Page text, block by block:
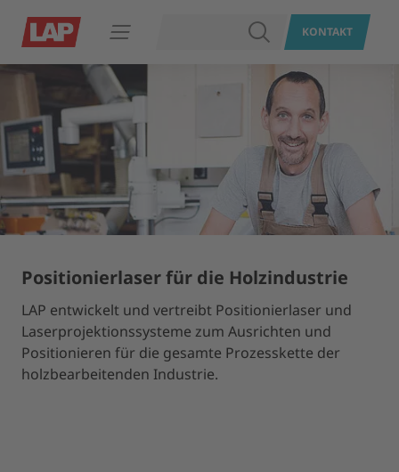
Navigation öffnen SUCHENKONTAKT
Positionierlaser für die Holzindustrie
LAP entwickelt und vertreibt Positionierlaser und
Laserprojektionssysteme zum Ausrichten und
Positionieren für die gesamte Prozesskette der
holzbearbeitenden Industrie.